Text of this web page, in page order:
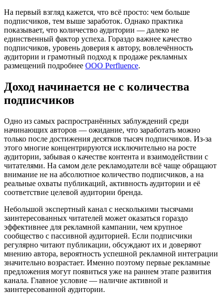
На первый взгляд кажется, что всё просто: чем больше
подписчиков, тем выше заработок. Однако практика
показывает, что количество аудитории — далеко не
единственный фактор успеха. Гораздо важнее качество
подписчиков, уровень доверия к автору, вовлечённость
аудитории и грамотный подход к продаже рекламных
размещений подробнее ООО Perfluence.
Доход начинается не с количества
подписчиков
Одно из самых распространённых заблуждений среди
начинающих авторов — ожидание, что заработать можно
только после достижения десятков тысяч подписчиков. Из-за
этого многие концентрируются исключительно на росте
аудитории, забывая о качестве контента и взаимодействии с
читателями. На самом деле рекламодатели всё чаще обращают
внимание не на абсолютное количество подписчиков, а на
реальные охваты публикаций, активность аудитории и её
соответствие целевой аудитории бренда.
Небольшой экспертный канал с несколькими тысячами
заинтересованных читателей может оказаться гораздо
эффективнее для рекламной кампании, чем крупное
сообщество с пассивной аудиторией. Если подписчики
регулярно читают публикации, обсуждают их и доверяют
мнению автора, вероятность успешной рекламной интеграции
значительно возрастает. Именно поэтому первые рекламные
предложения могут появиться уже на раннем этапе развития
канала. Главное условие — наличие активной и
заинтересованной аудитории.